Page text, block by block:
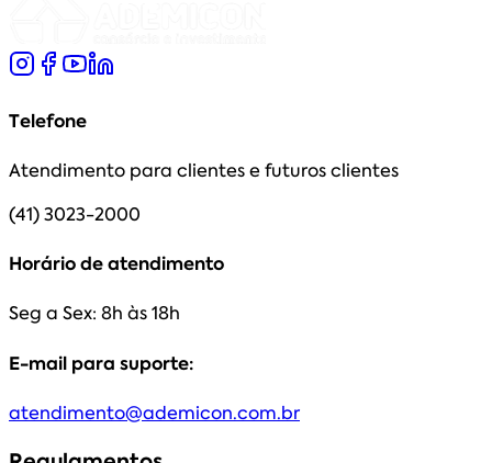
Telefone
Atendimento para clientes e futuros clientes
(41) 3023-2000
Horário de atendimento
Seg a Sex: 8h às 18h
E-mail para suporte:
atendimento@ademicon.com.br